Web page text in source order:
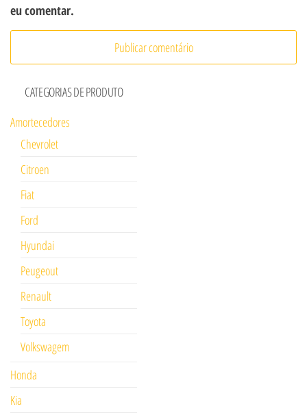
eu comentar.
CATEGORIAS DE PRODUTO
Amortecedores
Chevrolet
Citroen
Fiat
Ford
Hyundai
Peugeout
Renault
Toyota
Volkswagem
Honda
Kia